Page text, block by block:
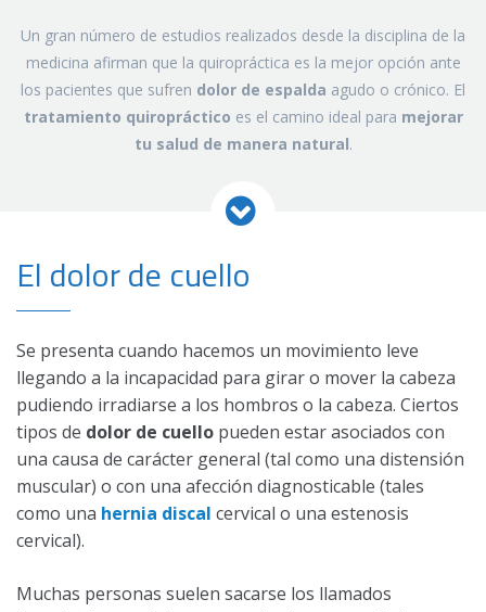
Un gran número de estudios realizados desde la disciplina de la
medicina afirman que la quiropráctica es la mejor opción ante
los pacientes que sufren dolor de espalda agudo o crónico. El
tratamiento quiropráctico es el camino ideal para mejorar
tu salud de manera natural.
El dolor de cuello
Se presenta cuando hacemos un movimiento leve
llegando a la incapacidad para girar o mover la cabeza
pudiendo irradiarse a los hombros o la cabeza. Ciertos
tipos de dolor de cuello pueden estar asociados con
una causa de carácter general (tal como una distensión
muscular) o con una afección diagnosticable (tales
como una hernia discal cervical o una estenosis
cervical).
Muchas personas suelen sacarse los llamados